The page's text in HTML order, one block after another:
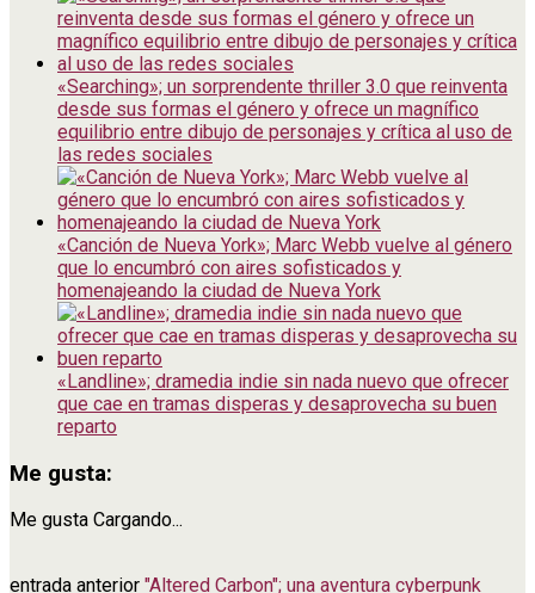
«Searching»; un sorprendente thriller 3.0 que reinventa
desde sus formas el género y ofrece un magnífico
equilibrio entre dibujo de personajes y crítica al uso de
las redes sociales
«Canción de Nueva York»; Marc Webb vuelve al género
que lo encumbró con aires sofisticados y
homenajeando la ciudad de Nueva York
«Landline»; dramedia indie sin nada nuevo que ofrecer
que cae en tramas disperas y desaprovecha su buen
reparto
Me gusta:
Me gusta Cargando...
entrada anterior "Altered Carbon"; una aventura cyberpunk